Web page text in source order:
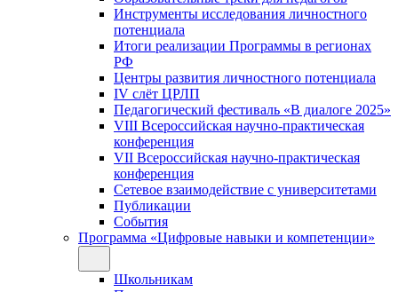
Инструменты исследования личностного
потенциала
Итоги реализации Программы в регионах
РФ
Центры развития личностного потенциала
IV слёт ЦРЛП
Педагогический фестиваль «В диалоге 2025»
VIII Всероссийская научно-практическая
конференция
VII Всероссийская научно-практическая
конференция
Сетевое взаимодействие с университетами
Публикации
События
Программа «Цифровые навыки и компетенции»
Школьникам